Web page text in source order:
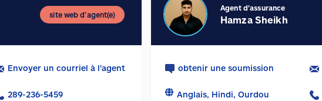
site web d’agent(e)
Envoyer un courriel à l'agent
289-236-5459
Agent d'assurance
Hamza Sheikh
obtenir une soumission
Anglais, Hindi, Ourdou